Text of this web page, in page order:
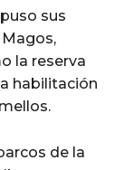
sus
la reserva
habilitación
de la